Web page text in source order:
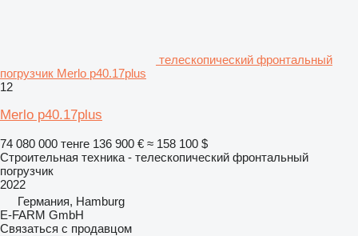
телескопический фронтальный
погрузчик Merlo p40.17plus
12
Merlo p40.17plus
74 080 000 тенге 136 900 € ≈ 158 100 $
Строительная техника - телескопический фронтальный
погрузчик
2022
Германия, Hamburg
E-FARM GmbH
Связаться с продавцом